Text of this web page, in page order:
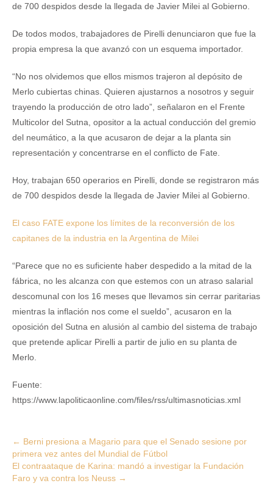
de 700 despidos desde la llegada de Javier Milei al Gobierno.
De todos modos, trabajadores de Pirelli denunciaron que fue la
propia empresa la que avanzó con un esquema importador.
“No nos olvidemos que ellos mismos trajeron al depósito de
Merlo cubiertas chinas. Quieren ajustarnos a nosotros y seguir
trayendo la producción de otro lado”, señalaron en el Frente
Multicolor del Sutna, opositor a la actual conducción del gremio
del neumático, a la que acusaron de dejar a la planta sin
representación y concentrarse en el conflicto de Fate.
Hoy, trabajan 650 operarios en Pirelli, donde se registraron más
de 700 despidos desde la llegada de Javier Milei al Gobierno.
El caso FATE expone los límites de la reconversión de los
capitanes de la industria en la Argentina de Milei
“Parece que no es suficiente haber despedido a la mitad de la
fábrica, no les alcanza con que estemos con un atraso salarial
descomunal con los 16 meses que llevamos sin cerrar paritarias
mientras la inflación nos come el sueldo”, acusaron en la
oposición del Sutna en alusión al cambio del sistema de trabajo
que pretende aplicar Pirelli a partir de julio en su planta de
Merlo.
Fuente:
https://www.lapoliticaonline.com/files/rss/ultimasnoticias.xml
Post
navigation
← Berni presiona a Magario para que el Senado sesione por
primera vez antes del Mundial de Fútbol
El contraataque de Karina: mandó a investigar la Fundación
Faro y va contra los Neuss →